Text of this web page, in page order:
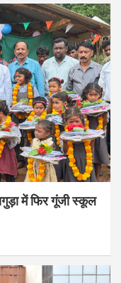
में फिर गूंजी स्कूल